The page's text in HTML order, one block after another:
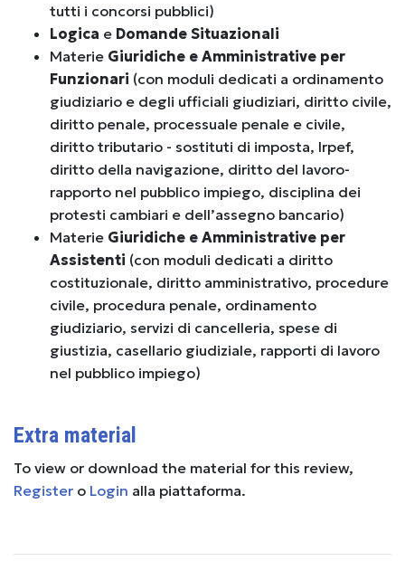
tutti i concorsi pubblici)
Logica e Domande Situazionali
Materie Giuridiche e Amministrative per
Funzionari (con moduli dedicati a ordinamento
giudiziario e degli ufficiali giudiziari, diritto civile,
diritto penale, processuale penale e civile,
diritto tributario - sostituti di imposta, Irpef,
diritto della navigazione, diritto del lavoro-
rapporto nel pubblico impiego, disciplina dei
protesti cambiari e dell’assegno bancario)
Materie Giuridiche e Amministrative per
Assistenti (con moduli dedicati a diritto
costituzionale, diritto amministrativo, procedure
civile, procedura penale, ordinamento
giudiziario, servizi di cancelleria, spese di
giustizia, casellario giudiziale, rapporti di lavoro
nel pubblico impiego)
Extra material
To view or download the material for this review,
Register o Login alla piattaforma.